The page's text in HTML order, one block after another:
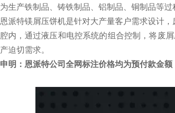
为生产铁制品、铸铁制品、铝制品、铜制品等
恩派特镁屑压饼机是针对大产量客户需求设计
腔内，通过液压和电控系统的组合控制，将废
产迫切需求。
申明：恩派特公司全网标注价格均为预付款金额